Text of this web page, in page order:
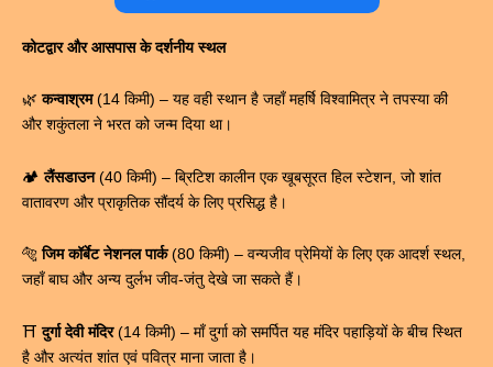
कोटद्वार और आसपास के दर्शनीय स्थल
🌿कन्वाश्रम(14 किमी) – यह वही स्थान है जहाँ महर्षि विश्वामित्र ने तपस्या की
और शकुंतला ने भरत को जन्म दिया था।
🏕️लैंसडाउन(40 किमी) – ब्रिटिश कालीन एक खूबसूरत हिल स्टेशन, जो शांत
वातावरण और प्राकृतिक सौंदर्य के लिए प्रसिद्ध है।
🐅जिम कॉर्बेट नेशनल पार्क(80 किमी) – वन्यजीव प्रेमियों के लिए एक आदर्श स्थल,
जहाँ बाघ और अन्य दुर्लभ जीव-जंतु देखे जा सकते हैं।
⛩दुर्गा देवी मंदिर(14 किमी) – माँ दुर्गा को समर्पित यह मंदिर पहाड़ियों के बीच स्थित
है और अत्यंत शांत एवं पवित्र माना जाता है।